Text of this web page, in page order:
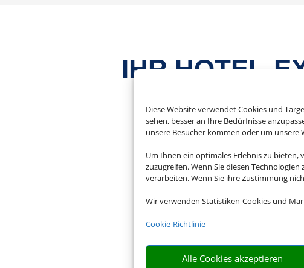
Diese Website verwendet Cookies und
sehen, besser an Ihre Bedürfnisse
unsere Besucher kommen oder um unsere
Um Ihnen ein optimales Erlebnis zu
zuzugreifen. Wenn Sie diesen
verarbeiten. Wenn Sie ihre Zustimmung
Wir verwenden Statistiken-Cookies und
Cookie-Richtlinie
Alle Cookies akzeptieren
IHR HOTEL-
Bauen Sie sich Ihre Reise
besten
